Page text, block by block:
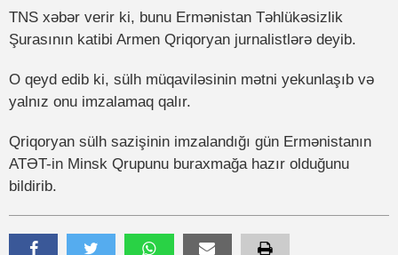
TNS xəbər verir ki, bunu Ermənistan Təhlükəsizlik
Şurasının katibi Armen Qriqoryan jurnalistlərə deyib.
O qeyd edib ki, sülh müqaviləsinin mətni yekunlaşıb və
yalnız onu imzalamaq qalır.
Qriqoryan sülh sazişinin imzalandığı gün Ermənistanın
ATƏT-in Minsk Qrupunu buraxmağa hazır olduğunu
bildirib.